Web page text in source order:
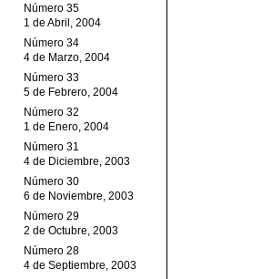
Número 35
1 de Abril, 2004
Número 34
4 de Marzo, 2004
Número 33
5 de Febrero, 2004
Número 32
1 de Enero, 2004
Número 31
4 de Diciembre, 2003
Número 30
6 de Noviembre, 2003
Número 29
2 de Octubre, 2003
Número 28
4 de Septiembre, 2003